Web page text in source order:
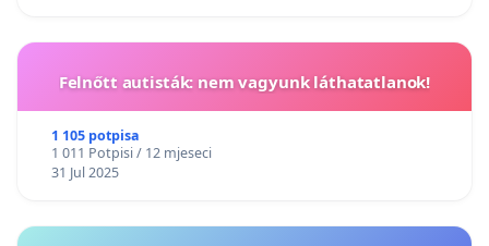
Felnőtt autisták: nem vagyunk láthatatlanok!
1 105 potpisa
1 011 Potpisi / 12 mjeseci
31 Jul 2025